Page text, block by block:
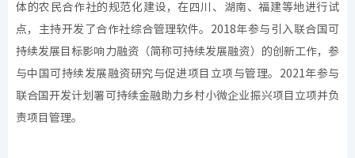
体的农⺠合作社的规范化建设，在四川、湖南、福建等地进⾏试
点，主持开发了合作社综合管理软件。2018年参与引入联合国可
持续发展目标影响力融资（简称可持续发展融资）的创新工作，参
与中国可持续发展融资研究与促进项目立项与管理。2021年参与
联合国开发计划署可持续金融助力乡村小微企业振兴项目立项并负
责项目管理。